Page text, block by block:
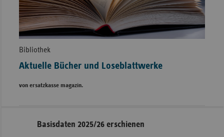
Bibliothek
Aktuelle Bücher und Loseblattwerke
von ersatzkasse magazin.
Seitennavigation
SeitenleisteBasisdaten 2025/26 erschienen